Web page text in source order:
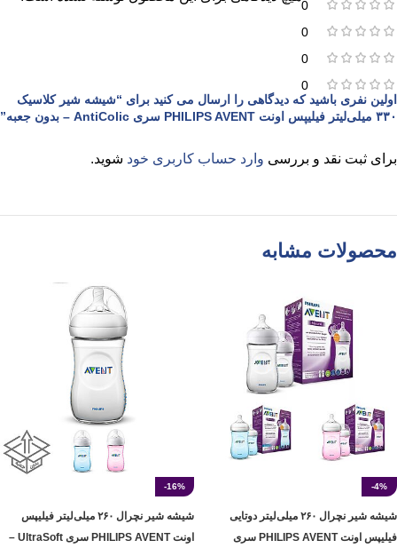
0
0
0
0
اولین نفری باشید که دیدگاهی را ارسال می کنید برای “شیشه شیر کلاسیک
۳۳۰ میلی‌لیتر فیلیپس اونت PHILIPS AVENT سری AntiColic – بدون جعبه”
برای ثبت نقد و بررسی وارد حساب کاربری خود شوید.
محصولات مشابه
-4%
شیشه شیر نچرال ۲۶۰ میلی‌لیتر دوتایی
فیلیپس اونت PHILIPS AVENT سری
-16%
شیشه شیر نچرال ۲۶۰ میلی‌لیتر فیلیپس
اونت PHILIPS AVENT سری UltraSoft –